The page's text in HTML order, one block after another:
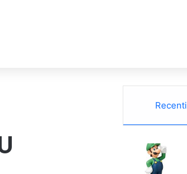
Recenti